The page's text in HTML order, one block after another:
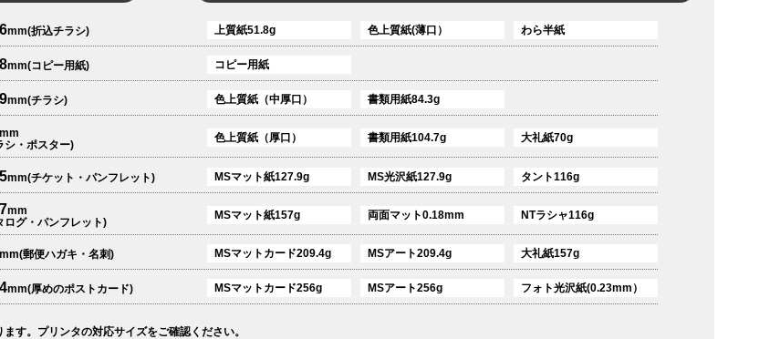
mm(折込チラシ) 上質紙51.8g 色上質紙(薄口） わら半紙
mm(コピー用紙) コピー用紙
mm(チラシ) 色上質紙（中厚口） 書類用紙84.3g
mm
シ・ポスター)
色上質紙（厚口） 書類用紙104.7g 大礼紙70g
mm(チケット・パンフレット) MSマット紙127.9g MS光沢紙127.9g タント116g
mm
ログ・パンフレット)
MSマット紙157g 両面マット0.18mm NTラシャ116g
mm(郵便ハガキ・名刺) MSマットカード209.4g MSアート209.4g 大礼紙157g
mm(厚めのポストカード) MSマットカード256g MSアート256g フォト光沢紙(0.23mm）
す。プリンタの対応サイズをご確認ください。